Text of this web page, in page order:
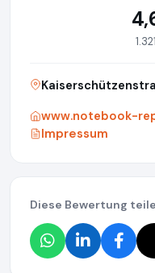
www.notebook-
Impressum
Diese Bewertung